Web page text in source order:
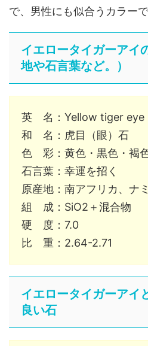
で、男性にも似合うカラーで
イエロータイガーアイ
地や石言葉など。）
英 名：Yellow tiger eye
和 名：虎目（眼）石
色 彩：黄色・黒色・褐
石言葉：幸運を招く
原産地：南アフリカ、ナ
組 成：SiO2＋混合物
硬 度：7.0
比 重：2.64-2.71
イエロータイガーアイ
良い石